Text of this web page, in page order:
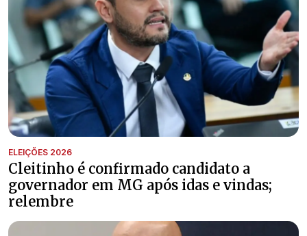
ELEIÇÕES 2026
Cleitinho é confirmado candidato a
governador em MG após idas e vindas;
relembre